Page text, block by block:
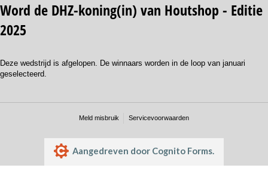
Word de DHZ-koning(in) van Houtshop - Editie
2025
Deze wedstrijd is afgelopen. De winnaars worden in de loop van januari
geselecteerd.
Meld misbruik Servicevoorwaarden
Aangedreven door Cognito Forms.